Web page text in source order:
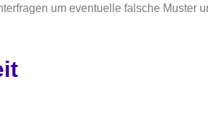
um eventuelle falsche Muster